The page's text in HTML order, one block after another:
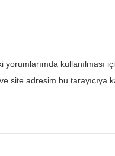
yorumlarımda kullanılması
site adresim bu tarayıcıya